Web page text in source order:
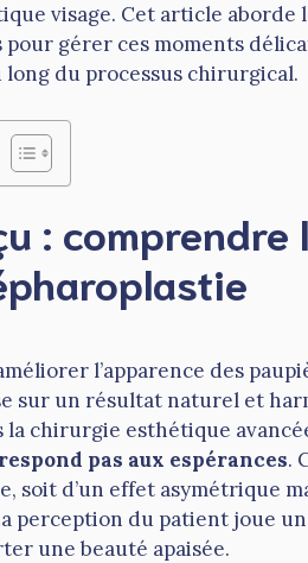
visage. Cet article aborde
pour gérer ces moments
du processus chirurgical.
:
l’apparence des
sur un résultat naturel et
chirurgie esthétique
pas aux espérances.
soit d’un effet asymétrique
perception du patient joue
une beauté apaisée.